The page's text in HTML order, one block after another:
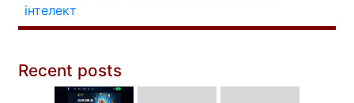
інтелект
Recent posts